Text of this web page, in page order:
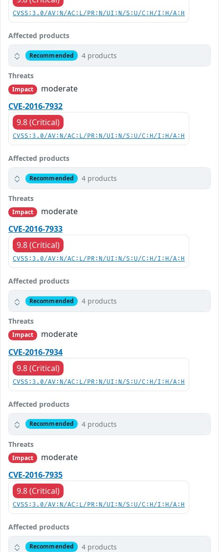
CVSS:3.0/AV:N/AC:L/PR:N/UI:N/S:U/C:H/I:H/A:H
Affected products
Recommended 4 products
Threats
Impact
moderate
CVE-2016-7932
9.8 (Critical)
CVSS:3.0/AV:N/AC:L/PR:N/UI:N/S:U/C:H/I:H/A:H
Affected products
Recommended 4 products
Threats
Impact
moderate
CVE-2016-7933
9.8 (Critical)
CVSS:3.0/AV:N/AC:L/PR:N/UI:N/S:U/C:H/I:H/A:H
Affected products
Recommended 4 products
Threats
Impact
moderate
CVE-2016-7934
9.8 (Critical)
CVSS:3.0/AV:N/AC:L/PR:N/UI:N/S:U/C:H/I:H/A:H
Affected products
Recommended 4 products
Threats
Impact
moderate
CVE-2016-7935
9.8 (Critical)
CVSS:3.0/AV:N/AC:L/PR:N/UI:N/S:U/C:H/I:H/A:H
Affected products
Recommended 4 products